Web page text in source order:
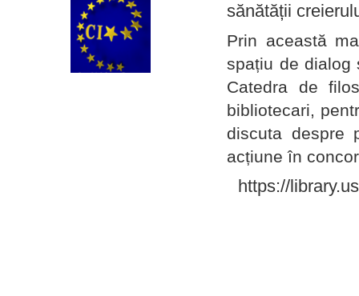
sănătății
Prin această
spațiu de dialog
Catedra de
bibliotecari,
discuta despre
acțiune în
https://